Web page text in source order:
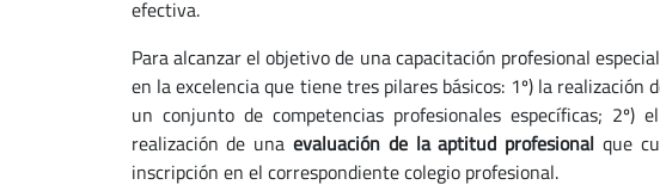
efectiva.
Para alcanzar el objetivo de una capacitación profesional
en la excelencia que tiene tres pilares básicos: 1º) la realización
un conjunto de competencias profesionales específicas; 2º)
realización de una evaluación de la aptitud profesional que
inscripción en el correspondiente colegio profesional.